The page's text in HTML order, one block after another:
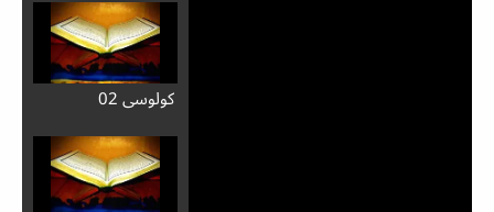
كولوسي 02